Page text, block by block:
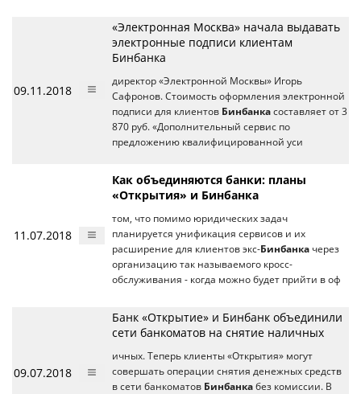
09.11.2018
«Электронная Москва» начала выдавать
электронные подписи клиентам
Бинбанка
директор «Электронной Москвы» Игорь
Сафронов. Стоимость оформления электронной
подписи для клиентов Бинбанка составляет от 3
870 руб. «Дополнительный сервис по
предложению квалифицированной уси
11.07.2018
Как объединяются банки: планы
«Открытия» и Бинбанка
том, что помимо юридических задач
планируется унификация сервисов и их
расширение для клиентов экс-Бинбанка через
организацию так называемого кросс-
обслуживания - когда можно будет прийти в оф
09.07.2018
Банк «Открытие» и Бинбанк объединили
сети банкоматов на снятие наличных
ичных. Теперь клиенты «Открытия» могут
совершать операции снятия денежных средств
в сети банкоматов Бинбанка без комиссии. В